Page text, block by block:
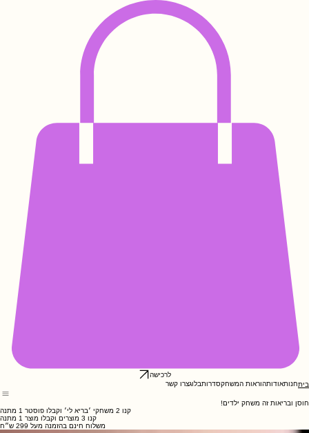
לרכישה
ביתחנותאודותהוראות המשחקסדרותבלוגצרו קשר
חוסן ובריאות זה משחק ילדים!
קנו 2 משחקי ׳בריא לי׳ וקבלו פוסטר 1 מתנה
קנו 3 מוצרים וקבלו מוצר 1 מתנה
משלוח חינם בהזמנה מעל 299 ש״ח